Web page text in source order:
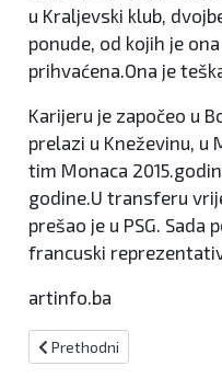
u Kraljevski klub,
ponude, od kojih je
prihvaćena.Ona je
Karijeru je započeo u
prelazi u Kneževinu, u
tim Monaca
godine.U transferu
prešao je u PSG.
francuski
artinfo.ba
Prethodni članak: "Sparta"
Prethodni